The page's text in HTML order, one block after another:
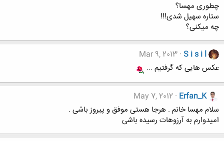
چطوری مهسا؟
ستاره سهیل شدی!!!
چه میکنی؟
S i s i l
Mar 9, 2013
عکس هایی که گرفتیم ...
Erfan_K
May 7, 2012
سلام مهسا خانم . هرجا هستی موفق و پیروز باشی .
امیدوارم به آرزوهات رسیده باشی